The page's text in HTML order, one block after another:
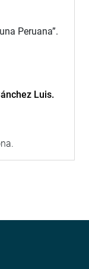
Peruana”.
Luis.